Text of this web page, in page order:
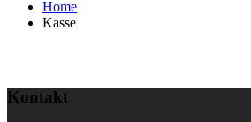
Home
Kasse
Kontakt